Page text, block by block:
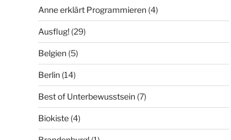
Anne erklärt Programmieren(4)
Ausflug!(29)
Belgien(5)
Berlin(14)
Best of Unterbewusstsein(7)
Biokiste(4)